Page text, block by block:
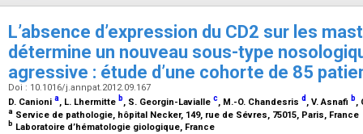
L’absence d’expression du CD2 sur les
détermine un nouveau sous-type
agressive : étude d’une cohorte de 85
Doi : 10.1016/j.annpat.2012.09.167
D. Canioni a, L. Lhermitte b, S. Georgin-Lavialle c, M.-O. Chandesris d , V. Asnafi b,
a Service de pathologie, hôpital Necker, 149, rue de Sévres, 75015, Paris, France
b Laboratoire d’hématologie giologique, France